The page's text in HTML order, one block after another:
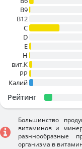
B9
B12
C
D
E
H
вит.К
PP
Калий
Рейтинг
Большинство
витаминов и
разннообразные
организма в